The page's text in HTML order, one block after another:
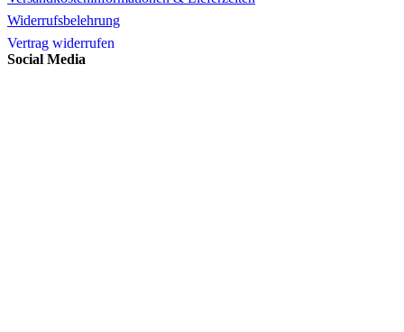
Widerrufsbelehrung
Vertrag widerrufen
Social Media